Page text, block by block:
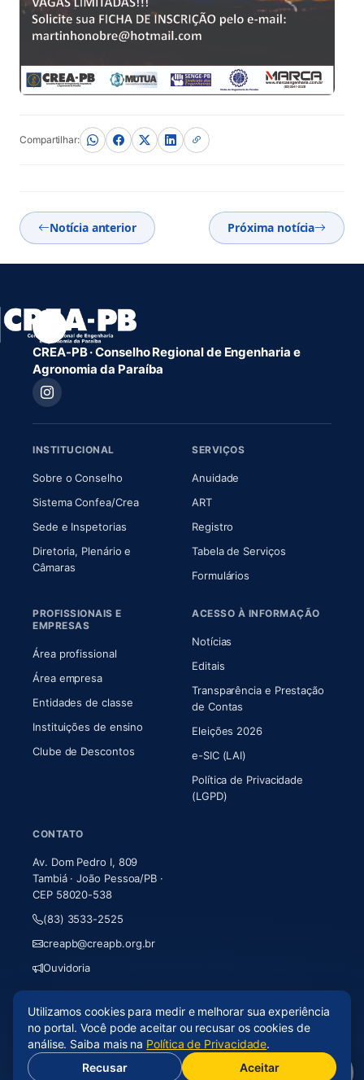
Compartilhar:
Notícia anterior Próxima notícia
CREA-PB · Conselho Regional de Engenharia e
Agronomia da Paraíba
INSTITUCIONAL
Sobre o Conselho(abre em nova aba)
Sistema Confea/Crea(abre em nova aba)
Sede e Inspetorias
Diretoria, Plenário e
Câmaras(abre em nova aba)
SERVIÇOS
Anuidade
ART(abre em nova aba)
Registro
Tabela de Serviços
Formulários
PROFISSIONAIS E
EMPRESAS
Área profissional
Área empresa
Entidades de classe
Instituições de ensino
Clube de Descontos
ACESSO À INFORMAÇÃO
Notícias
Editais
Transparência e Prestação
de Contas
Eleições 2026
e-SIC (LAI)
Política de Privacidade
(LGPD)
CONTATO
Av. Dom Pedro I, 809
Tambiá · João Pessoa/PB ·
CEP 58020-538
(83) 3533-2525
creapb@creapb.org.br
Ouvidoria
© 2026 CREA-PB · Todos os direitos reservados
Acessibilidade
Mapa do site· LGPD
Desenvolvido porAxium Analytics(abre em nova aba)
Utilizamos cookies para medir e melhorar sua experiência
no portal. Você pode aceitar ou recusar os cookies de
análise. Saiba mais na Política de Privacidade.
Recusar
Aceitar